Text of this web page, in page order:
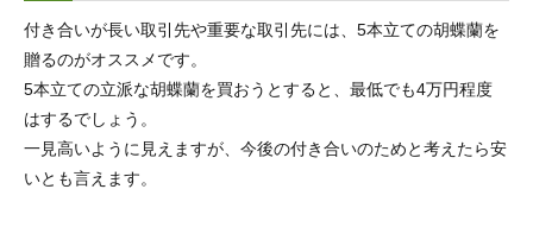
付き合いが長い取引先や重要な取引先には、5本立ての胡蝶蘭を
贈るのがオススメです。
5本立ての立派な胡蝶蘭を買おうとすると、最低でも4万円程度
はするでしょう。
一見高いように見えますが、今後の付き合いのためと考えたら安
いとも言えます。